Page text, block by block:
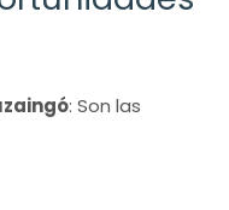
: Son las